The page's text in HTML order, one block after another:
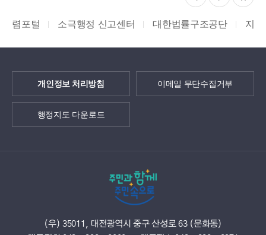
소극행정 신고센터 대한법률구조공단 지적측량바로
개인정보 처리방침 이메일 무단수집거부
행정지도 다운로드
(우) 35011, 대전광역시 중구 산성로 63 (문화동)